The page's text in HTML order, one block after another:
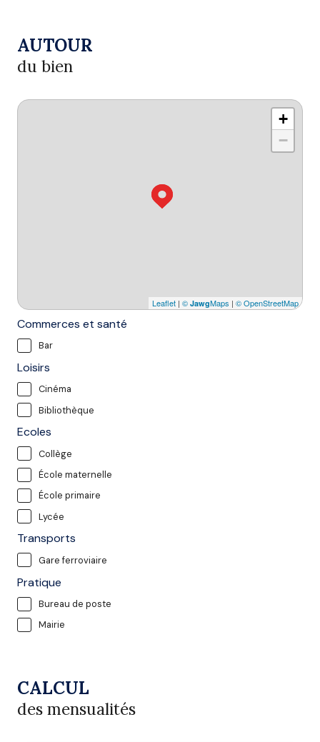
AUTOUR
du bien
+
−
Leaflet | © JawgMaps | © OpenStreetMap
Commerces et santé
Bar
Loisirs
Cinéma
Bibliothèque
Ecoles
Collège
École maternelle
École primaire
Lycée
Transports
Gare ferroviaire
Pratique
Bureau de poste
Mairie
CALCUL
des mensualités